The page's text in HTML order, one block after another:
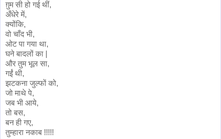
ग़ुम सी हो गई थीं,
अँधेरे में,
क्योंकि,
वो चाँद भी,
ओट पा गया था,
घने बादलों का |
और तुम भूल सा,
गईं थी,
झटकना जुल्फों को,
जो माथे पे,
जब भी आये,
तो बस,
बन ही गए,
तुम्हारा नकाब !!!!!